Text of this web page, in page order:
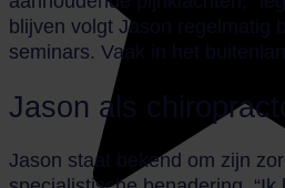
blijven volgt Jason regelmatig
seminars. Vaak in het
Jason als
Jason staat bekend om zijn